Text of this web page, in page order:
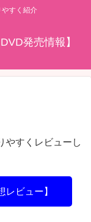
すく紹介
発売情報】
やすくレビューし
ビュー】